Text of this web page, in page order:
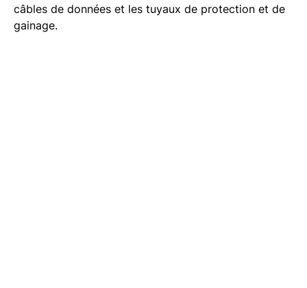
câbles de données et les tuyaux de protection et de
gainage.